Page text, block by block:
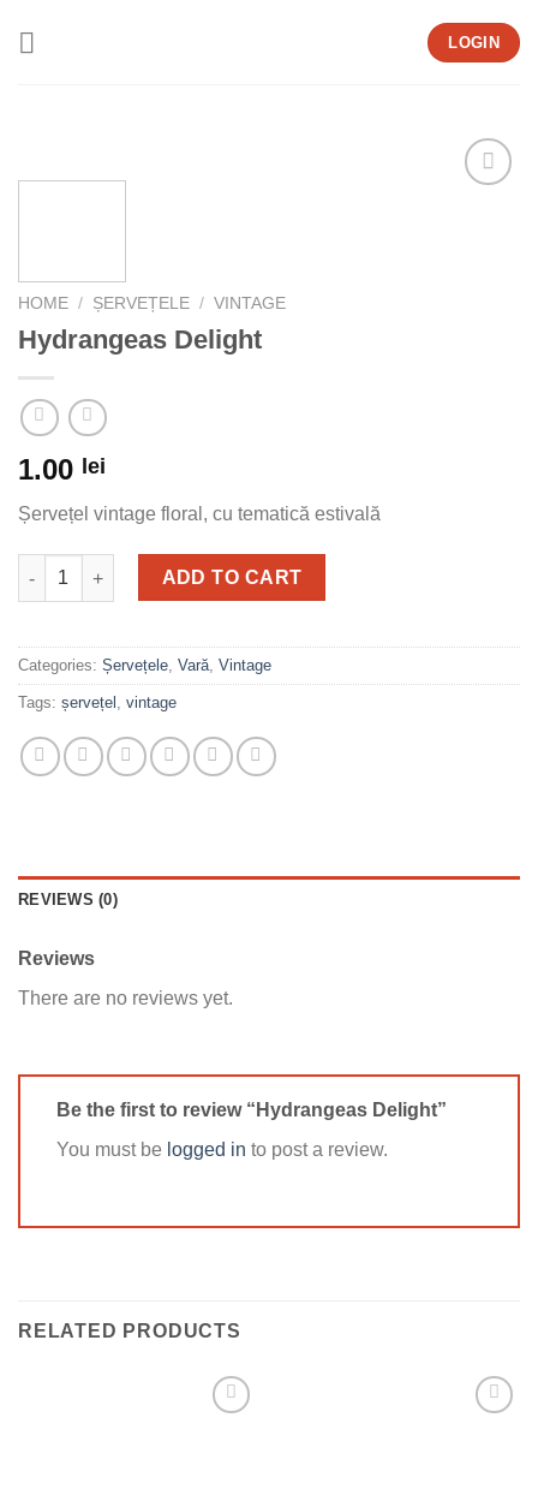
LOGIN
HOME / ȘERVEȚELE / VINTAGE
Hydrangeas Delight
1.00 lei
Șervețel vintage floral, cu tematică estivală
Hydrangeas Delight quantity
ADD TO CART
Categories: Șervețele, Vară, Vintage
Tags: șervețel , vintage
REVIEWS (0)
Reviews
There are no reviews yet.
Be the first to review “Hydrangeas Delight”
You must be logged in to post a review.
RELATED PRODUCTS